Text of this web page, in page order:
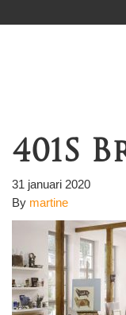
401S
31 januari 2020
By martine